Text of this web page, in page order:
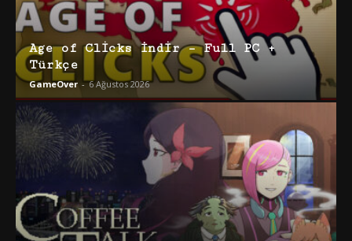
Age of Clicks İndir – Full PC +
Türkçe
GameOver - 6 Ağustos 2026